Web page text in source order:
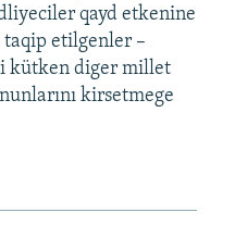
qayd etkenine
taqip etilgenler –
kütken diger millet
kirsetmege